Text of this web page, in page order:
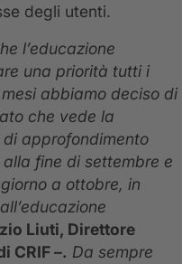
degli utenti.
l’educazione
una priorità tutti i
abbiamo deciso di
che vede la
approfondimento
fine di settembre e
a ottobre, in
Liuti, Direttore
CRIF –. Da sempre